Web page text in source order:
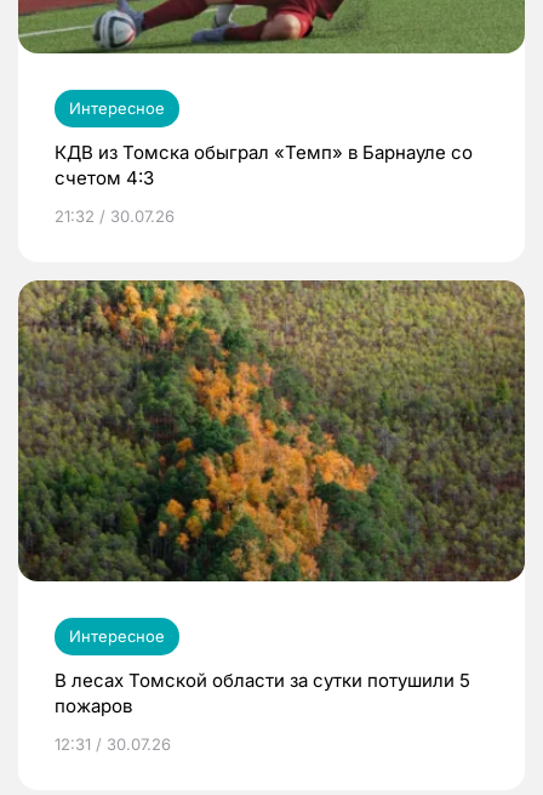
Интересное
КДВ из Томска обыграл «Темп» в Барнауле со
счетом 4:3
21:32 / 30.07.26
Интересное
В лесах Томской области за сутки потушили 5
пожаров
12:31 / 30.07.26